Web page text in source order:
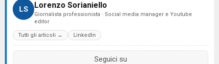
LS Lorenzo Sorianiello
Giornalista professionista · Social media manager e Youtube
editor
Tutti gli articoli → LinkedIn
Seguici su